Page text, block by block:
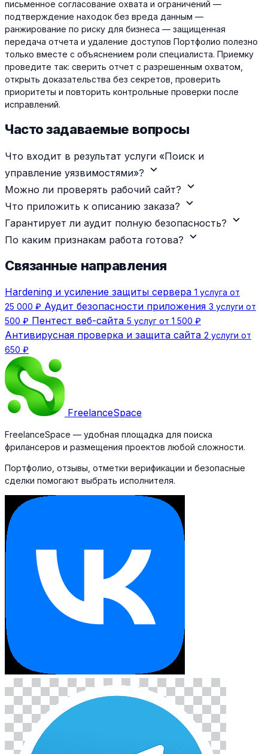
письменное согласование охвата и ограничений —
подтверждение находок без вреда данным —
ранжирование по риску для бизнеса — защищенная
передача отчета и удаление доступов Портфолио полезно
только вместе с объяснением роли специалиста. Приемку
проведите так: сверить отчет с разрешенным охватом,
открыть доказательства без секретов, проверить
приоритеты и повторить контрольные проверки после
исправлений.
Часто задаваемые вопросы
Что входит в результат услуги «Поиск и
управление уязвимостями»? expand_more
Можно ли проверять рабочий сайт? expand_more
Что приложить к описанию заказа? expand_more
Гарантирует ли аудит полную безопасность? expand_more
По каким признакам работа готова? expand_more
Связанные направления
Hardening и усиление защиты сервера 1 услуга от
25 000 ₽ Аудит безопасности приложения 3 услуги от
500 ₽ Пентест веб-сайта 5 услуг от 1 500 ₽
Антивирусная проверка и защита сайта 2 услуги от
650 ₽
FreelanceSpace
FreelanceSpace — удобная площадка для поиска
фрилансеров и размещения проектов любой сложности.
Портфолио, отзывы, отметки верификации и безопасные
сделки помогают выбрать исполнителя.